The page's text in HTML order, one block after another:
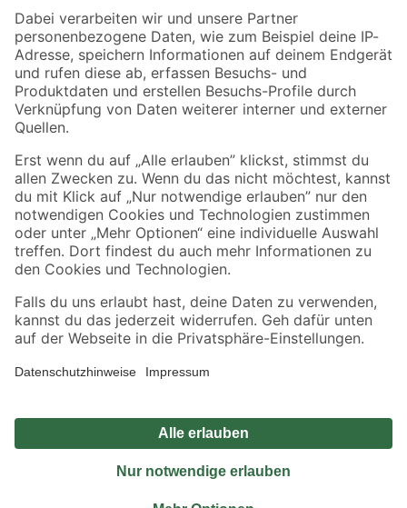
Zahlungsarten Versandarten
Sicher einkaufen
Jetzt die toom-App herunterladen
Alle Preisangaben in EUR inkl. gesetzl. MwSt.. Die dargestellten Angebote sind unter
Umständen nicht in allen Märkten verfügbar. Die angegebenen Verfügbarkeiten beziehen
Produkte nur solange der Vorrat reicht.
*Paketversand ab 59 € versandkostenfrei, gilt nicht für Artikel mit Speditionsversand, hier
Privatsphäre Impressum
Nutzungsbedingungen
Widerrufsrecht
Vertrag widerrufen